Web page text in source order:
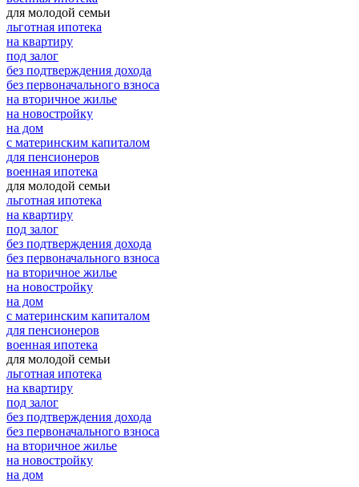
для молодой семьи
льготная ипотека
на квартиру
под залог
без подтверждения дохода
без первоначального взноса
на вторичное жилье
на новостройку
на дом
с материнским капиталом
для пенсионеров
военная ипотека
для молодой семьи
льготная ипотека
на квартиру
под залог
без подтверждения дохода
без первоначального взноса
на вторичное жилье
на новостройку
на дом
с материнским капиталом
для пенсионеров
военная ипотека
для молодой семьи
льготная ипотека
на квартиру
под залог
без подтверждения дохода
без первоначального взноса
на вторичное жилье
на новостройку
на дом